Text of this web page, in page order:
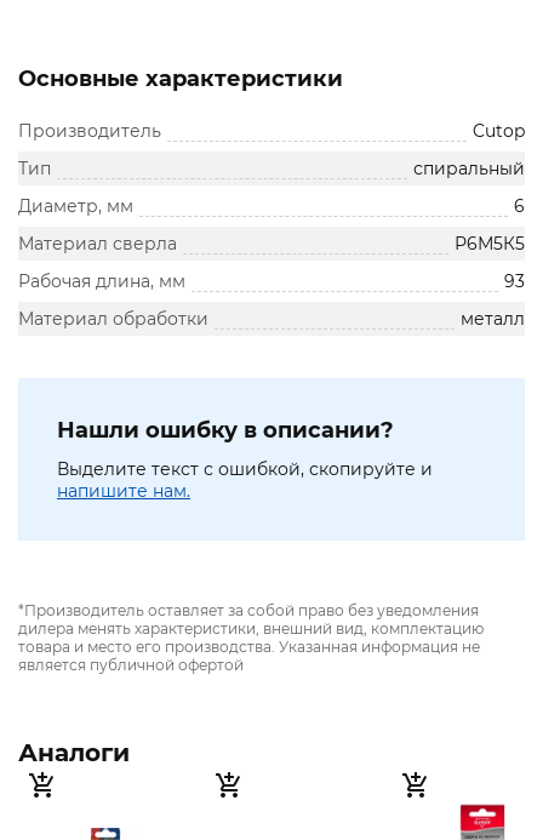
Основные характеристики
Производитель
Cutop
Тип
спиральный
Диаметр, мм
6
Материал сверла
Р6М5К5
Рабочая длина, мм
93
Материал обработки
металл
Нашли ошибку в описании?
Выделите текст с ошибкой, скопируйте и
напишите нам.
*Производитель оставляет за собой право без уведомления
дилера менять характеристики, внешний вид, комплектацию
товара и место его производства. Указанная информация не
является публичной офертой
Аналоги